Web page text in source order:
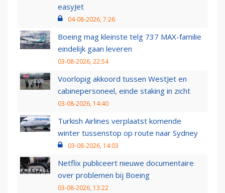
easyJet
04-08-2026, 7:26
Boeing mag kleinste telg 737 MAX-familie
eindelijk gaan leveren
03-08-2026, 22:54
Voorlopig akkoord tussen WestJet en
cabinepersoneel, einde staking in zicht
03-08-2026, 14:40
Turkish Airlines verplaatst komende
winter tussenstop op route naar Sydney
03-08-2026, 14:03
Netflix publiceert nieuwe documentaire
over problemen bij Boeing
03-08-2026, 13:22